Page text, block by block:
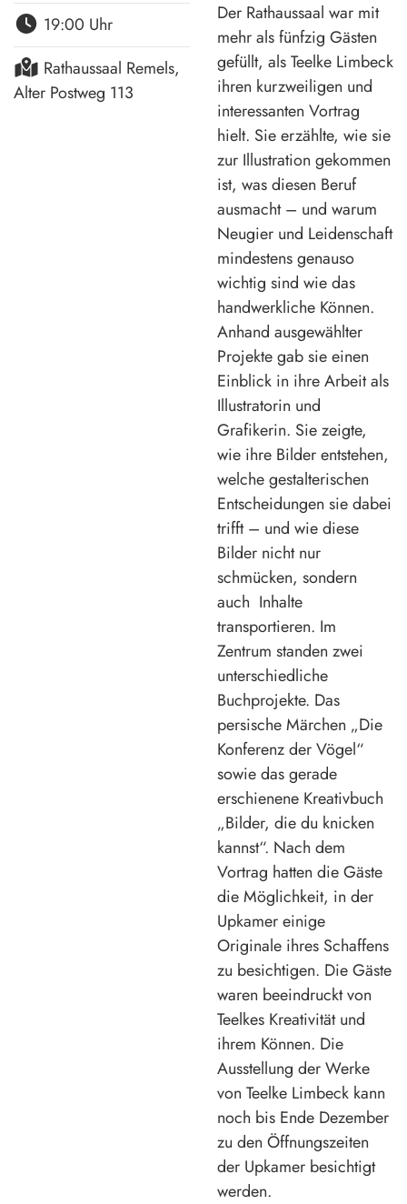
19:00 Uhr
Rathaussaal Remels,
Alter Postweg 113
Der Rathaussaal war mit
mehr als fünfzig Gästen
gefüllt, als Teelke Limbeck
ihren kurzweiligen und
interessanten Vortrag
hielt. Sie erzählte, wie sie
zur Illustration gekommen
ist, was diesen Beruf
ausmacht – und warum
Neugier und Leidenschaft
mindestens genauso
wichtig sind wie das
handwerkliche Können.
Anhand ausgewählter
Projekte gab sie einen
Einblick in ihre Arbeit als
Illustratorin und
Grafikerin. Sie zeigte,
wie ihre Bilder entstehen,
welche gestalterischen
Entscheidungen sie dabei
trifft – und wie diese
Bilder nicht nur
schmücken, sondern
auch Inhalte
transportieren. Im
Zentrum standen zwei
unterschiedliche
Buchprojekte. Das
persische Märchen „Die
Konferenz der Vögel“
sowie das gerade
erschienene Kreativbuch
„Bilder, die du knicken
kannst“. Nach dem
Vortrag hatten die Gäste
die Möglichkeit, in der
Upkamer einige
Originale ihres Schaffens
zu besichtigen. Die Gäste
waren beeindruckt von
Teelkes Kreativität und
ihrem Können. Die
Ausstellung der Werke
von Teelke Limbeck kann
noch bis Ende Dezember
zu den Öffnungszeiten
der Upkamer besichtigt
werden.